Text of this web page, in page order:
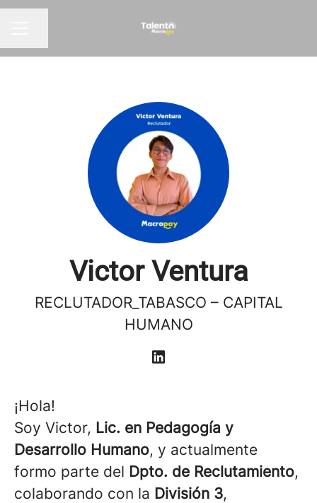
Victor Ventura
RECLUTADOR_TABASCO – CAPITAL
HUMANO
¡Hola!
Soy Victor, Lic. en Pedagogía y
Desarrollo Humano, y actualmente
formo parte del Dpto. de Reclutamiento,
colaborando con la División 3,